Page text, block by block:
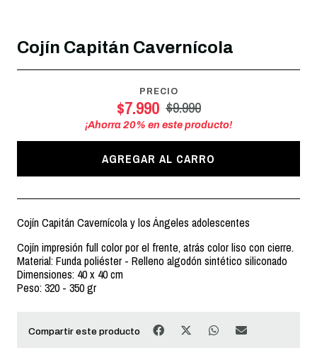
Cojín Capitán Cavernícola
PRECIO
$7.990 $9.990
¡Ahorra20% en este producto!
AGREGAR AL CARRO
Cojín Capitán Cavernícola y los Ángeles adolescentes
Cojín impresión full color por el frente, atrás color liso con cierre.
Material: Funda poliéster - Relleno algodón sintético siliconado
Dimensiones: 40 x 40 cm
Peso: 320 - 350 gr
Compartir este producto